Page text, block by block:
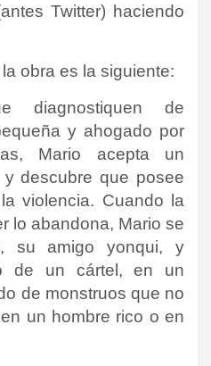
Twitter) haciendo
obra es la siguiente:
diagnostiquen de
y ahogado por
Mario acepta un
descubre que posee
violencia. Cuando la
lo abandona, Mario se
su amigo yonqui, y
de un cártel, en un
de monstruos que no
un hombre rico o en